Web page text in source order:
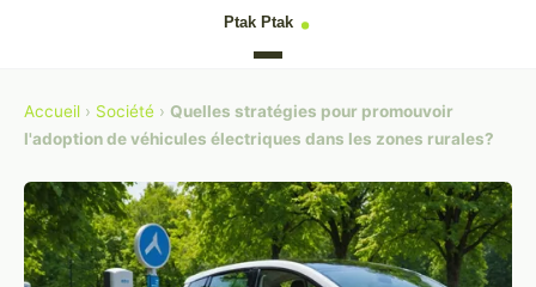
Accueil › Société › Quelles stratégies pour promouvoir
l'adoption de véhicules électriques dans les zones rurales?